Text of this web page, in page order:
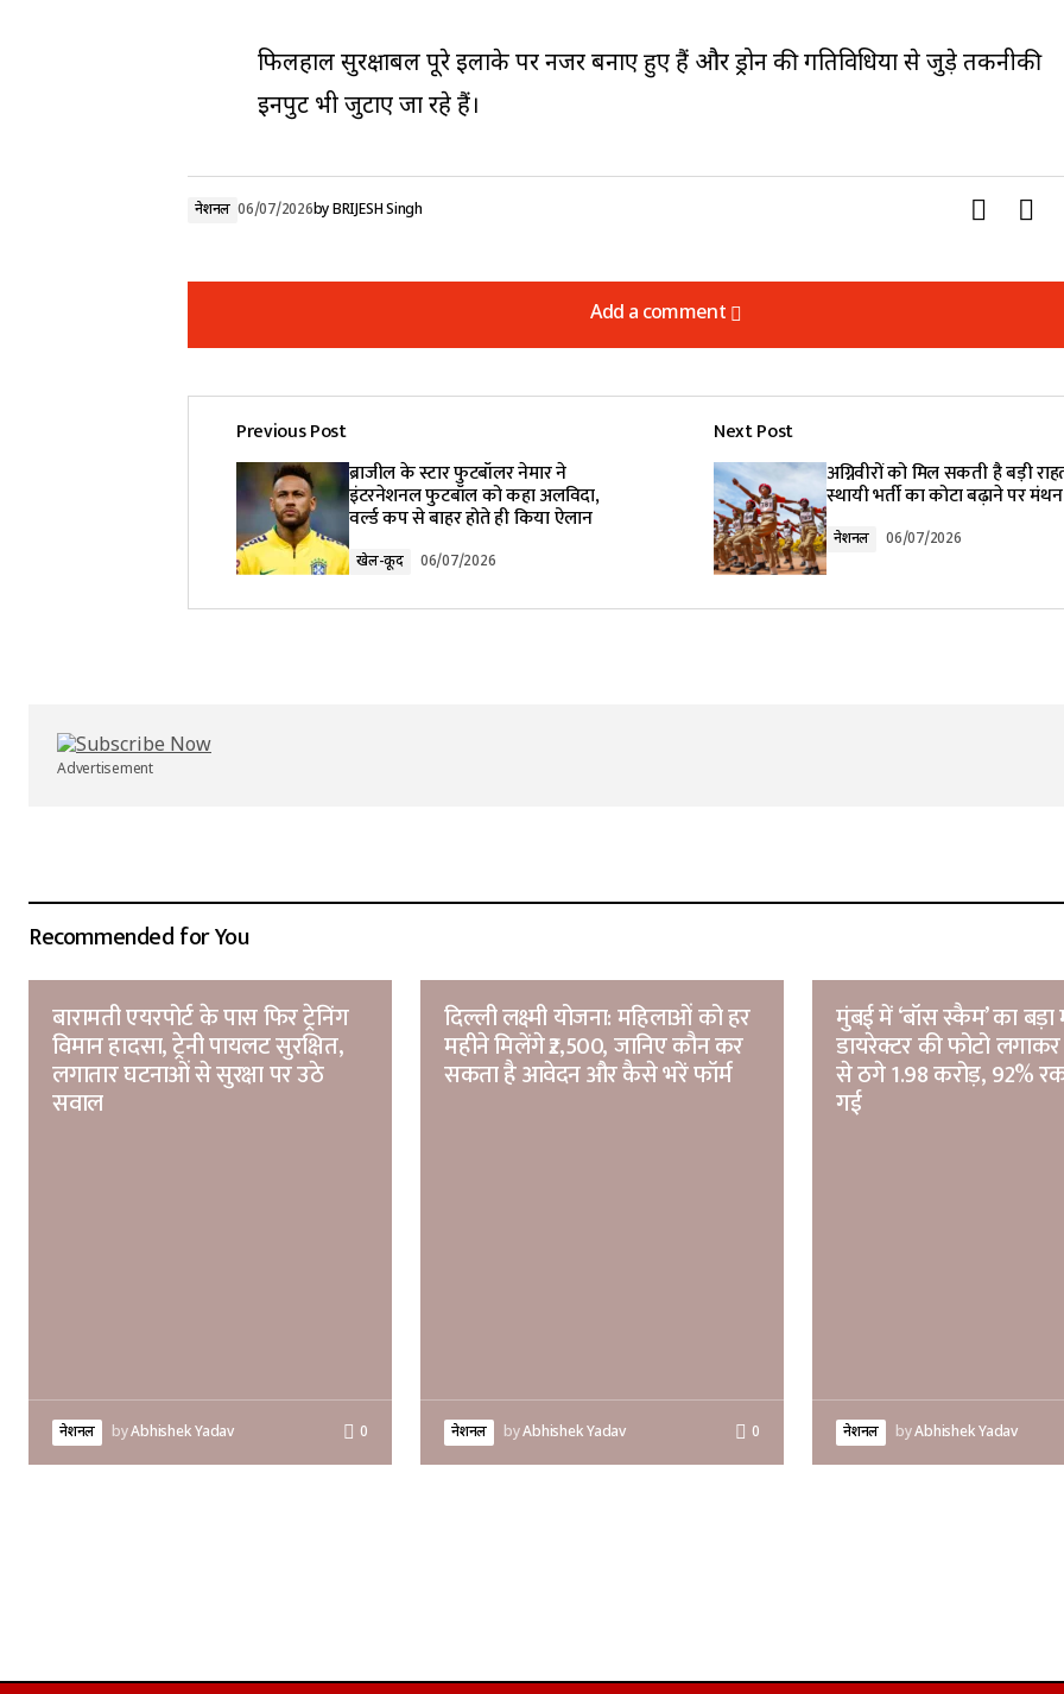
फिलहाल सुरक्षाबल पूरे इलाके पर नजर बनाए हुए हैं और ड्रोन की गतिविधियों से जुड़े तकनीकी
इनपुट भी जुटाए जा रहे हैं।
नेशनल 06/07/2026byBRIJESH Singh
Add a comment
Add a comment
Your email address will not be published. Required fields are marked*
Comment*
Previous Post
ब्राजील के स्टार फुटबॉलर नेमार ने
इंटरनेशनल फुटबॉल को कहा अलविदा,
वर्ल्ड कप से बाहर होते ही किया ऐलान
खेल-कूद 06/07/2026
Next Post
अग्निवीरों को मिल सकती है बड़ी
स्थायी भर्ती का कोटा बढ़ाने पर मंथन
नेशनल 06/07/2026
Advertisement
Recommended for You
बारामती एयरपोर्ट के पास फिर ट्रेनिंग
विमान हादसा, ट्रेनी पायलट सुरक्षित,
लगातार घटनाओं से सुरक्षा पर उठे
सवाल
नेशनल byAbhishek Yadav 0
दिल्ली लक्ष्मी योजना: महिलाओं को हर
महीने मिलेंगे ₹2,500, जानिए कौन कर
सकता है आवेदन और कैसे भरें फॉर्म
नेशनल byAbhishek Yadav 0
मुंबई में ‘बॉस स्कैम’ का बड़ा
डायरेक्टर की फोटो लगाकर
से ठगे 1.98 करोड़, 92%
गई
नेशनल byAbhishek Yadav